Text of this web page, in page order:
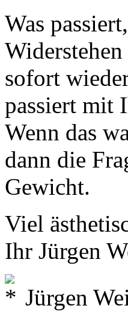
Was
sofort
passiert mit
Wenn das
dann die
Gewicht.
Viel
Ihr Jürgen
Jürgen